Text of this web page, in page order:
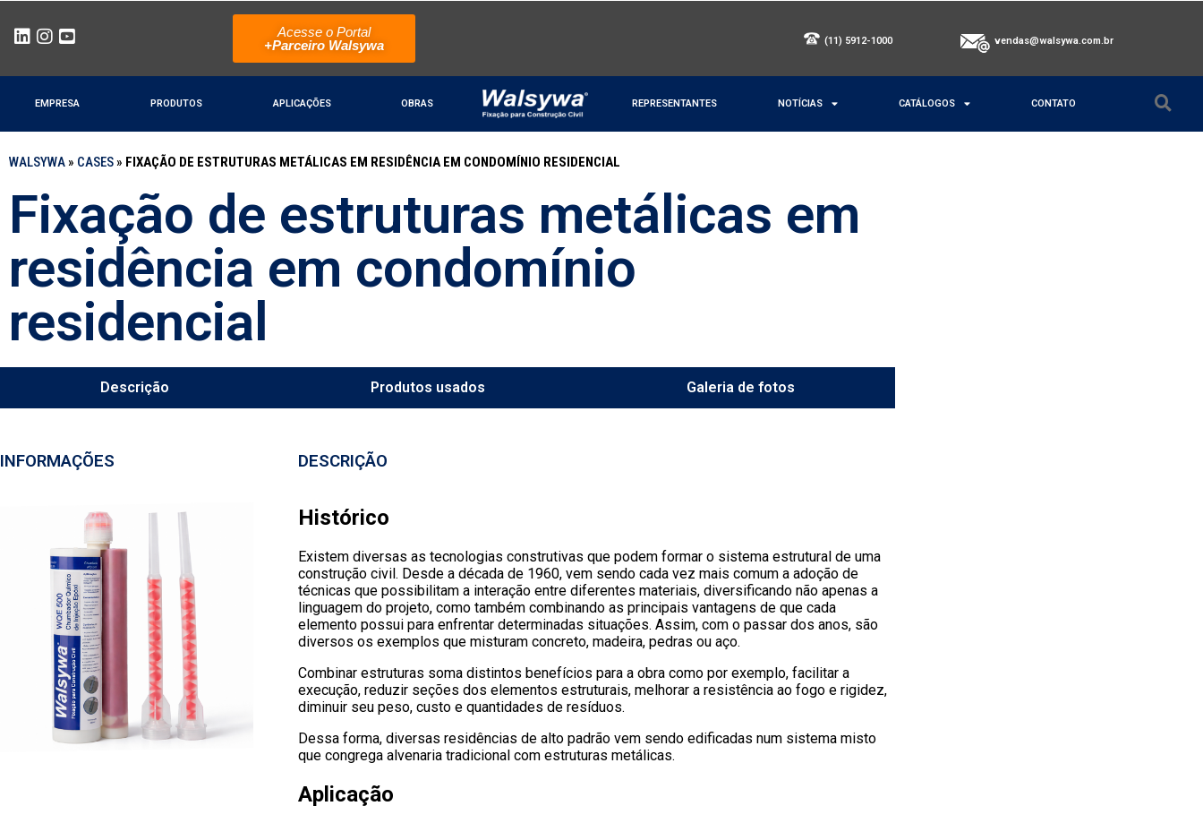
Acesse o Portal
+Parceiro Walsywa
(11) 5912-1000 vendas@walsywa.com.br
EMPRESA PRODUTOS APLICAÇÕES OBRAS REPRESENTANTES NOTÍCIAS CATÁLOGOS CONTATO
WALSYWA» CASES» FIXAÇÃO DE ESTRUTURAS METÁLICAS EM RESIDÊNCIA EM CONDOMÍNIO RESIDENCIAL
Fixação de estruturas metálicas em
residência em condomínio
residencial
Descrição Produtos usados Galeria de fotos
INFORMAÇÕES DESCRIÇÃO
Histórico
Existem diversas as tecnologias construtivas que podem formar o sistema estrutural de uma
construção civil. Desde a década de 1960, vem sendo cada vez mais comum a adoção de
técnicas que possibilitam a interação entre diferentes materiais, diversificando não apenas a
linguagem do projeto, como também combinando as principais vantagens de que cada
elemento possui para enfrentar determinadas situações. Assim, com o passar dos anos, são
diversos os exemplos que misturam concreto, madeira, pedras ou aço.
Combinar estruturas soma distintos benefícios para a obra como por exemplo, facilitar a
execução, reduzir seções dos elementos estruturais, melhorar a resistência ao fogo e rigidez,
diminuir seu peso, custo e quantidades de resíduos.
Dessa forma, diversas residências de alto padrão vem sendo edificadas num sistema misto
que congrega alvenaria tradicional com estruturas metálicas.
Aplicação